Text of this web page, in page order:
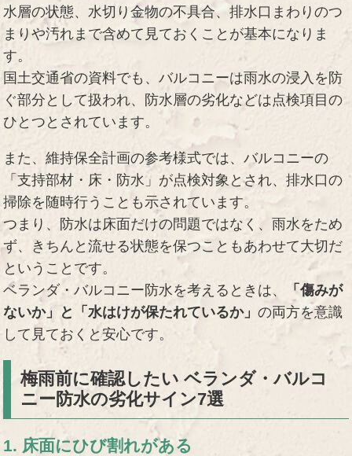
水層の状態、水切り金物の不具合、排水口まわりのつ
まりや汚れまで含めて見ておくことが基本になりま
す。
国土交通省の資料でも、バルコニーは雨水の浸入を防
ぐ部分として扱われ、防水層の劣化などは点検項目の
ひとつとされています。
また、維持保全計画の参考様式では、バルコニーの
「支持部材・床・防水」が点検対象とされ、排水口の
掃除を随時行うことも示されています。
つまり、防水は床面だけの問題ではなく、雨水をため
ず、きちんと流せる状態を保つこともあわせて大切だ
ということです。
ベランダ・バルコニー防水を考えるときは、
「傷みが
ないか」と「水はけが保たれているか」の両方を意識
して見ておくと安心です。
梅雨前に確認したい ベランダ・バルコ
ニー防水の劣化サイン7選
1. 床面にひび割れがある